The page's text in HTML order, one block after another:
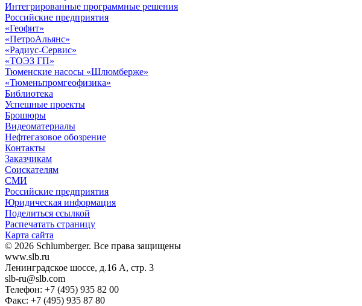
Интегрированные программные решения
Российские предприятия
«Геофит»
«ПетроАльянс»
«Радиус-Сервис»
«ТОЭЗ ГП»
Тюменские насосы «Шлюмберже»
«Тюменьпромгеофизика»
Библиотека
Успешные проекты
Брошюры
Видеоматериалы
Нефтегазовое обозрение
Контакты
Заказчикам
Соискателям
СМИ
Российские предприятия
Юридическая информация
Поделиться ссылкой
Распечатать страницу
Карта сайта
© 2026 Schlumberger. Все права защищены
www.slb.ru
Ленинградское шоссе, д.16 А, стр. 3
slb-ru@slb.com
Телефон: +7 (495) 935 82 00
Факс: +7 (495) 935 87 80